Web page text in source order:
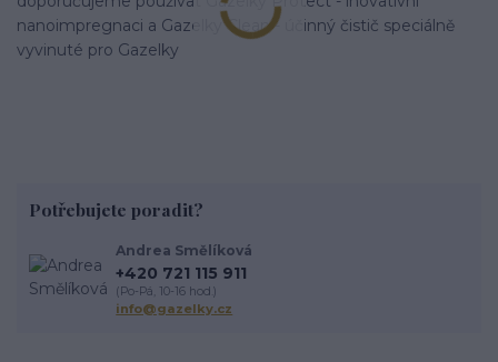
nanoimpregnaci a Gazelky Clean - účinný čistič speciálně
vyvinuté pro Gazelky
Potřebujete poradit?
Andrea Smělíková
+420 721 115 911
(Po-Pá, 10-16 hod.)
info@gazelky.cz